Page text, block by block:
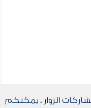
الزوار ، يمكنكم